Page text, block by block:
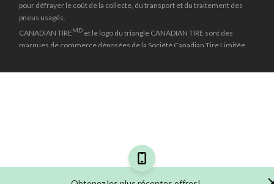
pour défrayer le coût de la collecte, du transport et du traitement des
pneus usagés.
CANADIAN TIREMD et le logo du triangle CANADIAN TIRE sont des
marques de commerce déposées de la Société Canadian Tire Limitée.
Le prix rayé reflète le dernier prix régulier national auquel cet article a
*L’offre de financement « Aucuns frais, aucun intérêt » pendant 24 mois